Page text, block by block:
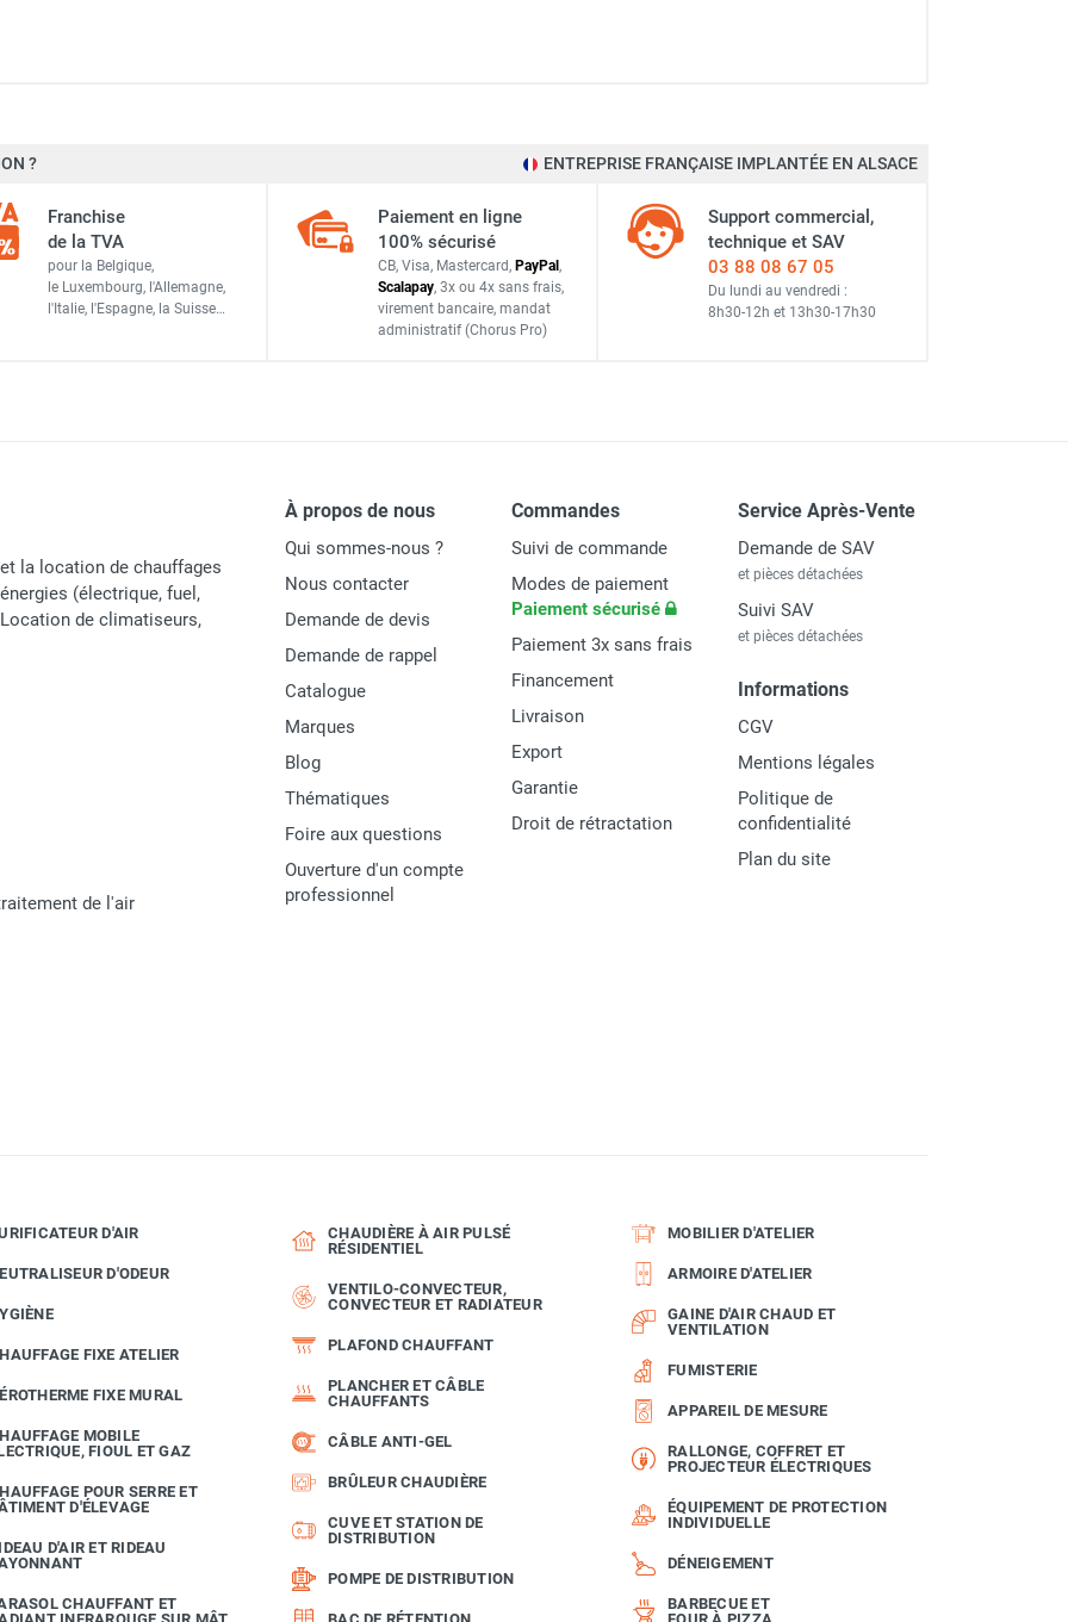
7160000524
4052138102756
PIECES DETACHEES
? ENTREPRISE FRANÇAISE IMPLANTÉE EN ALSACE
Franchise
de la TVA
pour la Belgique,
le Luxembourg, l'Allemagne,
l'Italie, l'Espagne, la Suisse…
Paiement en ligne
100% sécurisé
CB, Visa, Mastercard, PayPal ,
Scalapay, 3x ou 4x sans frais,
virement bancaire, mandat
administratif (Chorus Pro)
Support commercial,
technique et SAV
03 88 08 67 05
Du lundi au vendredi :
8h30-12h et 13h30-17h30
la location de chauffages
(électrique, fuel,
de climatiseurs,
de l'air
À propos de nous
Qui sommes-nous ?
Nous contacter
Demande de devis
Demande de rappel
Catalogue
Marques
Blog
Thématiques
Foire aux questions
Ouverture d'un compte
professionnel
Commandes
Suivi de commande
Modes de paiement
Paiement sécurisé
Paiement 3x sans frais
Financement
Livraison
Export
Garantie
Droit de rétractation
Service Après-Vente
Demande de SAV
et pièces détachées
Suivi SAV
et pièces détachées
Informations
CGV
Mentions légales
Politique de
confidentialité
Plan du site
D'AIR
D'ODEUR
FIXE ATELIER
FIXE MURAL
MOBILE
FIOUL ET GAZ
POUR SERRE ET
D'ÉLEVAGE
D'AIR ET RIDEAU
CHAUFFANT ET
CHAUDIÈRE À AIR PULSÉ
RÉSIDENTIEL
VENTILO-CONVECTEUR,
CONVECTEUR ET RADIATEUR
PLAFOND CHAUFFANT
PLANCHER ET CÂBLE
CHAUFFANTS
CÂBLE ANTI-GEL
BRÛLEUR CHAUDIÈRE
CUVE ET STATION DE
DISTRIBUTION
POMPE DE DISTRIBUTION
MOBILIER D'ATELIER
ARMOIRE D'ATELIER
GAINE D'AIR CHAUD ET
VENTILATION
FUMISTERIE
APPAREIL DE MESURE
RALLONGE, COFFRET ET
PROJECTEUR ÉLECTRIQUES
ÉQUIPEMENT DE PROTECTION
INDIVIDUELLE
DÉNEIGEMENT
BARBECUE ET